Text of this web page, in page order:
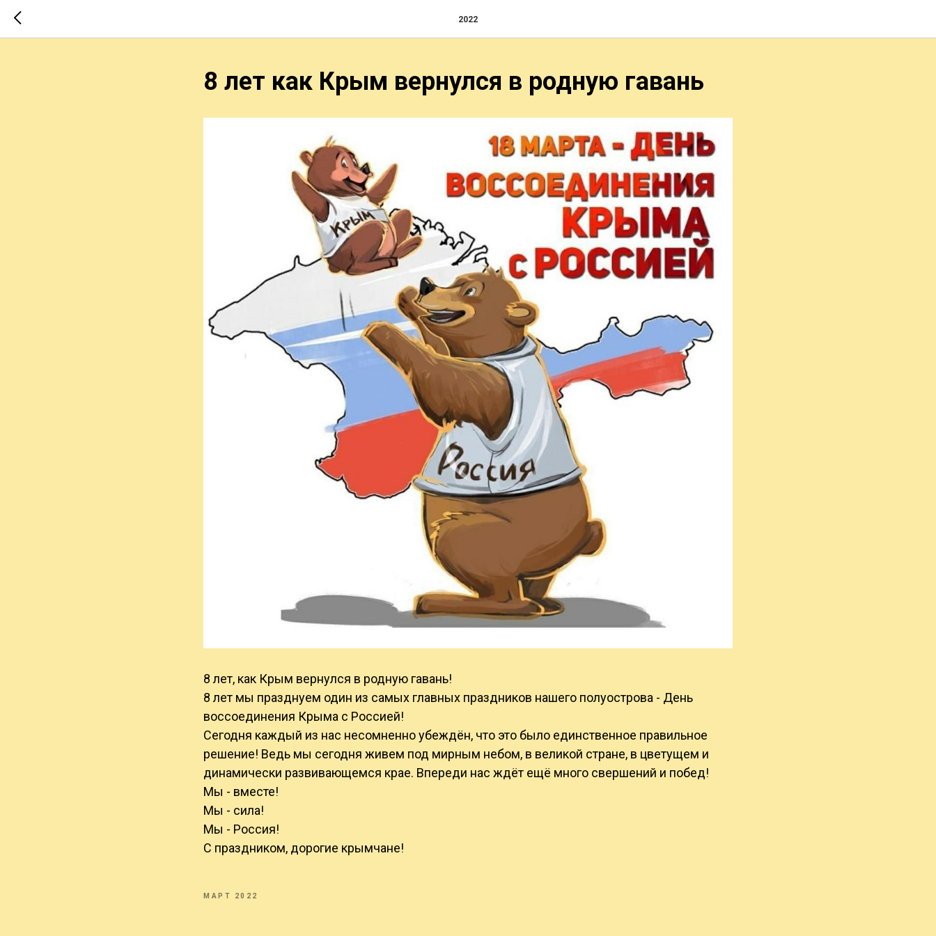
2022
8 лет как Крым вернулся в родную гавань
8 лет, как Крым вернулся в родную гавань!
8 лет мы празднуем один из самых главных праздников нашего полуострова - День
воссоединения Крыма с Россией!
Сегодня каждый из нас несомненно убеждён, что это было единственное правильное
решение! Ведь мы сегодня живем под мирным небом, в великой стране, в цветущем и
динамически развивающемся крае. Впереди нас ждёт ещё много свершений и побед!
Мы - вместе!
Мы - сила!
Мы - Россия!
С праздником, дорогие крымчане!
МАРТ 2022